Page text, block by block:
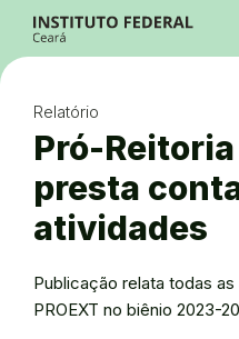
Ir para a busca
Ir para o menu principal
Ir para o conteúdo
Alto Contraste
Login da Área Administrativa
Acessibilidade
Relatório
Pró-
presta
atividades
Publicação relata todas
PROEXT no biênio 2023-